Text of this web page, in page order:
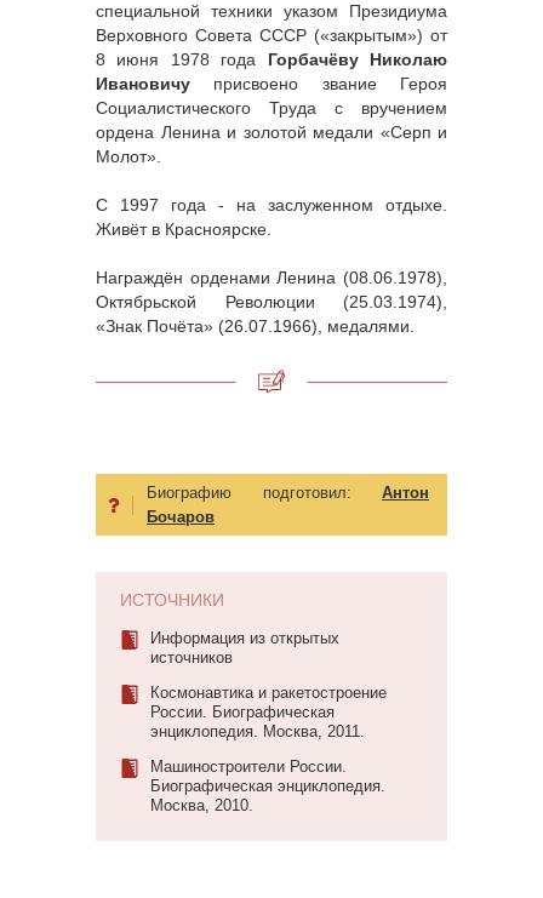
специальной техники указом Президиума
Верховного Совета СССР («закрытым») от
8 июня 1978 года Горбачёву Николаю
Ивановичу присвоено звание Героя
Социалистического Труда с вручением
ордена Ленина и золотой медали «Серп и
Молот».
С 1997 года - на заслуженном отдыхе.
Живёт в Красноярске.
Награждён орденами Ленина (08.06.1978),
Октябрьской Революции (25.03.1974),
«Знак Почёта» (26.07.1966), медалями.
Биографию подготовил: Антон
Бочаров
ИСТОЧНИКИ
Информация из открытых
источников
Космонавтика и ракетостроение
России. Биографическая
энциклопедия. Москва, 2011.
Машиностроители России.
Биографическая энциклопедия.
Москва, 2010.